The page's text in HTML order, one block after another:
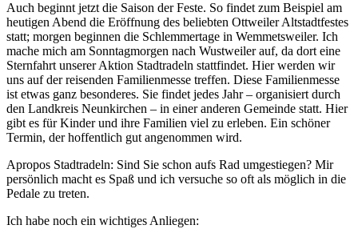
Auch beginnt jetzt die Saison der Feste. So findet zum Beispiel am
heutigen Abend die Eröffnung des beliebten Ottweiler Altstadtfestes
statt; morgen beginnen die Schlemmertage in Wemmetsweiler. Ich
mache mich am Sonntagmorgen nach Wustweiler auf, da dort eine
Sternfahrt unserer Aktion Stadtradeln stattfindet. Hier werden wir
uns auf der reisenden Familienmesse treffen. Diese Familienmesse
ist etwas ganz besonderes. Sie findet jedes Jahr – organisiert durch
den Landkreis Neunkirchen – in einer anderen Gemeinde statt. Hier
gibt es für Kinder und ihre Familien viel zu erleben. Ein schöner
Termin, der hoffentlich gut angenommen wird.
Apropos Stadtradeln: Sind Sie schon aufs Rad umgestiegen? Mir
persönlich macht es Spaß und ich versuche so oft als möglich in die
Pedale zu treten.
Ich habe noch ein wichtiges Anliegen: